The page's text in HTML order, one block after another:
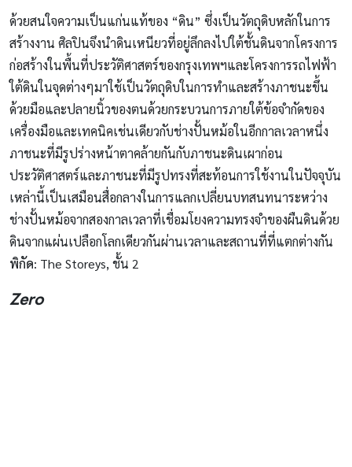
ด้วยสนใจความเป็นแก่นแท้ของ “ดิน” ซึ่งเป็นวัตถุดิบหลักในการ
สร้างงาน ศิลปินจึงนำดินเหนียวที่อยู่ลึกลงไปใต้ชั้นดินจากโครงการ
ก่อสร้างในพื้นที่ประวัติศาสตร์ของกรุงเทพฯและโครงการรถไฟฟ้า
ใต้ดินในจุดต่างๆมาใช้เป็นวัตถุดิบในการทำและสร้างภาชนะขึ้น
ด้วยมือและปลายนิ้วของตนด้วยกระบวนการภายใต้ข้อจำกัดของ
เครื่องมือและเทคนิคเช่นเดียวกับช่างปั้นหม้อในอีกกาลเวลาหนึ่ง
ภาชนะที่มีรูปร่างหน้าตาคล้ายกันกับภาชนะดินเผาก่อน
ประวัติศาสตร์และภาชนะที่มีรูปทรงที่สะท้อนการใช้งานในปัจจุบัน
เหล่านี้เป็นเสมือนสื่อกลางในการแลกเปลี่ยนบทสนทนาระหว่าง
ช่างปั้นหม้อจากสองกาลเวลาที่เชื่อมโยงความทรงจำของผืนดินด้วย
ดินจากแผ่นเปลือกโลกเดียวกันผ่านเวลาและสถานที่ที่แตกต่างกัน
พิกัด: The Storeys, ชั้น 2
Zero